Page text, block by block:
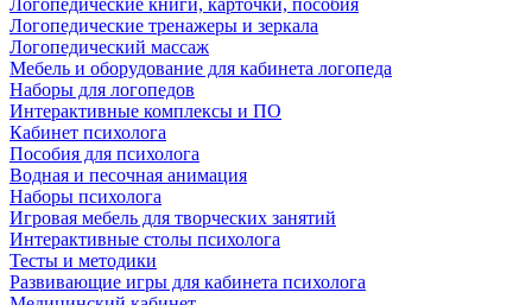
Логопедические книги, карточки, пособия
Логопедические тренажеры и зеркала
Логопедический массаж
Мебель и оборудование для кабинета логопеда
Наборы для логопедов
Интерактивные комплексы и ПО
Кабинет психолога
Пособия для психолога
Водная и песочная анимация
Наборы психолога
Игровая мебель для творческих занятий
Интерактивные столы психолога
Тесты и методики
Развивающие игры для кабинета психолога